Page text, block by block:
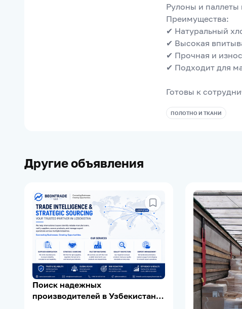
Рулоны и
Преимущества:
✔ Натуральный
✔ Высокая
✔ Прочная и
✔ Подходит для
Готовы к
ПОЛОТНО И ТКАНИ
Другие объявления
Поиск надежных
производителей в Узбекистане |